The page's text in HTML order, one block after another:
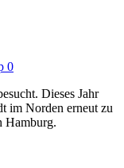
0
Dieses Jahr
im Norden erneut zu
Hamburg.